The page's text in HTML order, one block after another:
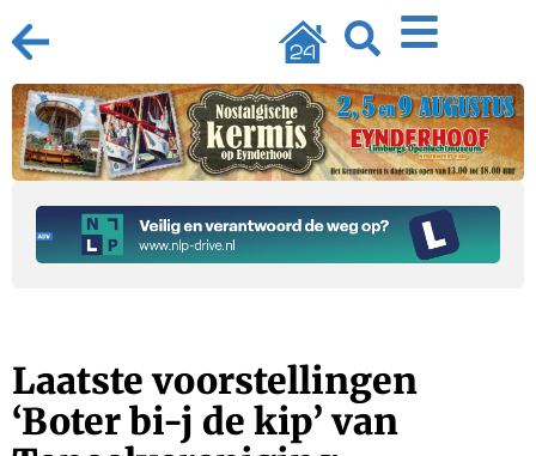
Laatste voorstellingen
‘Boter bi-j de kip’ van